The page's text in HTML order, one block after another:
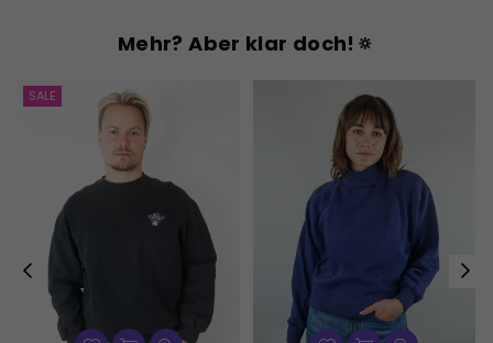
Mehr? Aber klar doch!🔅
SALE